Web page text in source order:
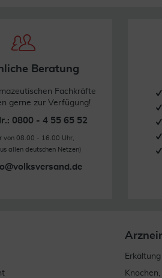
Beratung
Fachkräfte
gerne zur Verfügung!
0800 - 4 55 65 52
von 08.00 - 16.00 Uhr,
allen deutschen Netzen)